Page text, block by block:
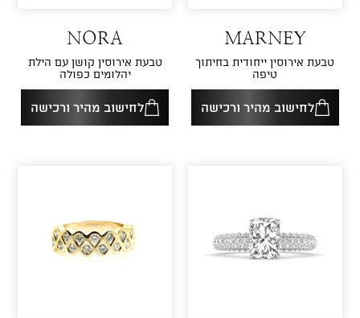
MARNEY
טבעת אירוסין ייחודית בחיתוך
טיפה
לחישוב מהיר ורכישה
NORA
טבעת אירוסין קושן עם הילת
יהלומים כפולה
לחישוב מהיר ורכישה